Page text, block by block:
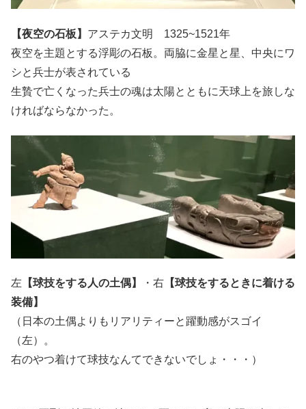
【夜空の石板】 アステカ文明 1325~1521年
夜空を主題とする浮彫の石板。両脇に金星と星、中央にワ
シと兵士が表されている
生贄で亡くなった兵士の魂は太陽とともに天球上を旅しな
ければならなかった。
左 【球技をする人の土偶】 ・右 【球技をするときに着ける
装備】
（日本の土偶よりもリアリティーと躍動感がスゴイ
（左）。
右のやつ着けて球技なんてできないでしょ・・・）